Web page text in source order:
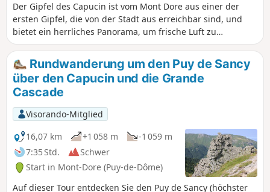
Der Gipfel des Capucin ist vom Mont Dore aus einer der
ersten Gipfel, die von der Stadt aus erreichbar sind, und
bietet ein herrliches Panorama, um frische Luft zu
schnappen. Von hier aus können Sie die Standseilbahn des
Capucin sehen, die älteste elektrische Standseilbahn
Frankreichs.
Rundwanderung um den Puy de Sancy
über den Capucin und die Grande
Cascade
Visorando-Mitglied
16,07 km
+1 058 m
-1 059 m
7:35 Std.
Schwer
Start in Mont-Dore (Puy-de-Dôme)
Auf dieser Tour entdecken Sie den Puy de Sancy (höchster